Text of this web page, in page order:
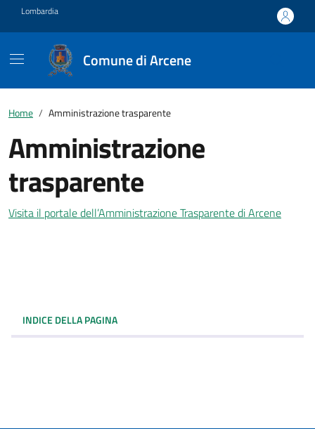
Vai ai contenuti
Vai al footer
Lombardia
Comune di Arcene
Home Amministrazione trasparente
Amministrazione
trasparente
Visita il portale dell’Amministrazione Trasparente di Arcene
INDICE DELLA PAGINA